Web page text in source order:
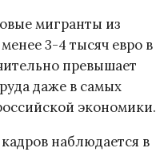
мигранты из
3-4 тысяч евро в
превышает
даже в самых
экономики.
наблюдается в